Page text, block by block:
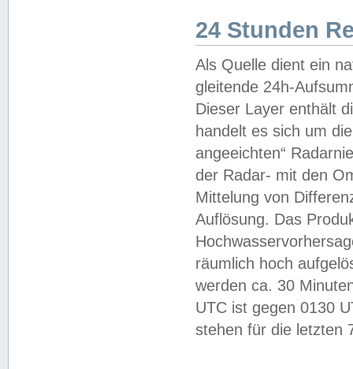
24 Stunden
Als Quelle dient ein
gleitende 24h-
Dieser Layer enthält
handelt es sich um
angeeichten“
der Radar- mit den
Mittelung von
Auflösung. Das
räumlich hoch
werden ca. 30
UTC ist gegen 0130
stehen für die letzten